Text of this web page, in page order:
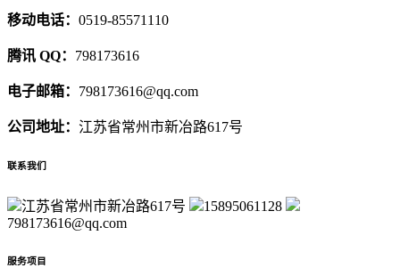
移动电话： 0519-85571110
腾讯 QQ： 798173616
电子邮箱： 798173616@qq.com
公司地址： 江苏省常州市新冶路617号
联系我们
江苏省常州市新冶路617号
15895061128
798173616@qq.com
服务项目